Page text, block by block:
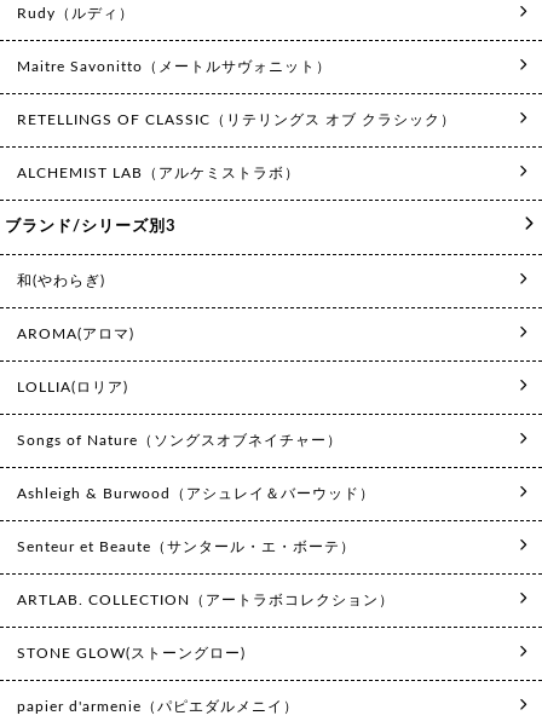
Rudy（ルディ）
Maitre Savonitto（メートルサヴォニット）
RETELLINGS OF CLASSIC（リテリングス オブ クラシック）
ALCHEMIST LAB（アルケミストラボ）
ブランド/シリーズ別3
和(やわらぎ)
AROMA(アロマ)
LOLLIA(ロリア)
Songs of Nature（ソングスオブネイチャー）
Ashleigh & Burwood（アシュレイ＆バーウッド）
Senteur et Beaute（サンタール・エ・ボーテ）
ARTLAB. COLLECTION（アートラボコレクション）
STONE GLOW(ストーングロー)
papier d'armenie（パピエダルメニイ）